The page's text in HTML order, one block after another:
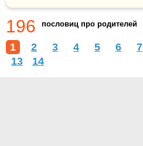
196 пословиц про родителей
1 2 3 4 5 6 7
13
14